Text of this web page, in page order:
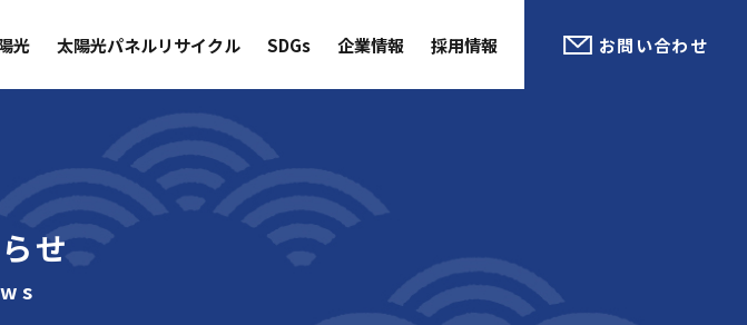
光 太陽光パネルリサイクル SDGs 企業情報 採用情報 お問い合わせ
せ